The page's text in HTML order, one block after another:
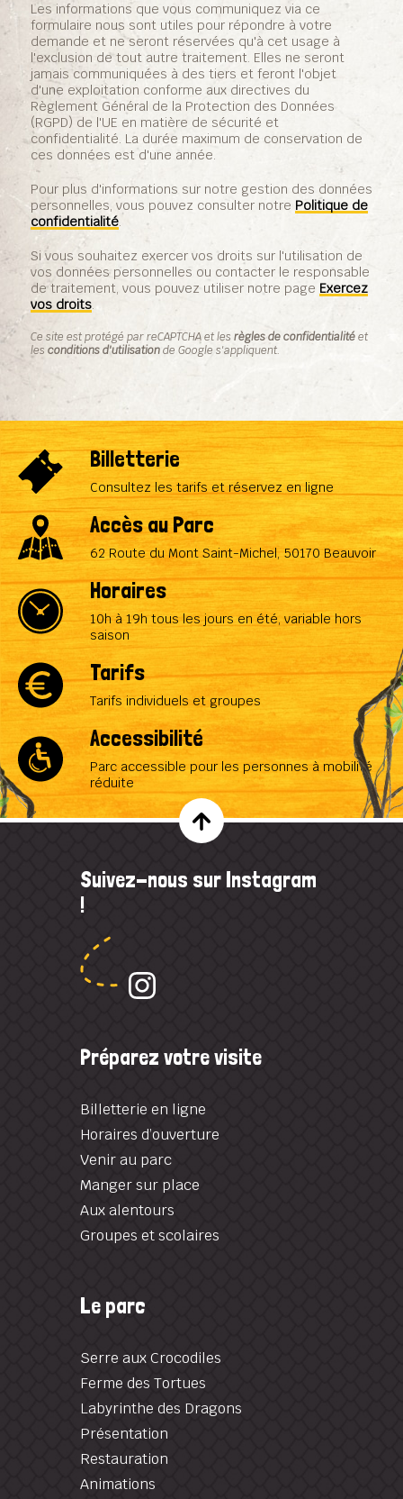
Les informations que vous communiquez via ce
formulaire nous sont utiles pour répondre à votre
demande et ne seront réservées qu'à cet usage à
l'exclusion de tout autre traitement. Elles ne seront
jamais communiquées à des tiers et feront l'objet
d'une exploitation conforme aux directives du
Règlement Général de la Protection des Données
(RGPD) de l'UE en matière de sécurité et
confidentialité. La durée maximum de conservation de
ces données est d'une année.
Pour plus d'informations sur notre gestion des données
personnelles, vous pouvez consulter notre Politique de
confidentialité.
Si vous souhaitez exercer vos droits sur l'utilisation de
vos données personnelles ou contacter le responsable
de traitement, vous pouvez utiliser notre page Exercez
vos droits.
Ce site est protégé par reCAPTCHA et les règles de confidentialitéet
les conditions d'utilisationde Google s'appliquent.
Billetterie
Consultez les tarifs et réservez en ligne
Accès au Parc
62 Route du Mont Saint-Michel, 50170 Beauvoir
Horaires
10h à 19h tous les jours en été, variable hors
saison
Tarifs
Tarifs individuels et groupes
Accessibilité
Parc accessible pour les personnes à mobilité
réduite
Suivez-nous sur Instagram
!
Préparez votre visite
Billetterie en ligne
Horaires d’ouverture
Venir au parc
Manger sur place
Aux alentours
Groupes et scolaires
Le parc
Serre aux Crocodiles
Ferme des Tortues
Labyrinthe des Dragons
Présentation
Restauration
Animations